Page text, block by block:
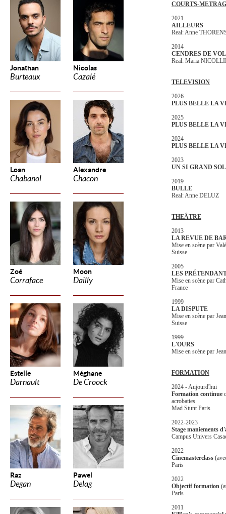
Jonathan
Burteaux
Nicolas
Cazalé
Loan
Chabanol
Alexandre
Chacon
Zoé
Corraface
Moon
Dailly
Estelle
Darnault
Méghane
De Croock
Raz
Degan
Pawel
Delag
COURTS-
2021
AILLEURS
Real: Anne
2014
CENDRES DE
Real: Maria
TELEVISION
2026
PLUS BELLE LA
2025
PLUS BELLE LA
2024
PLUS BELLE LA
2023
UN SI GRAND
2019
BULLE
Real: Anne DELUZ
THEÂTRE
2013
LA REVUE DE
Mise en scène par
Suisse
2005
LES
Mise en scène par
France
1999
LA DISPUTE
Mise en scène par
Suisse
1999
L'OURS
Mise en scène par
FORMATION
2024 - Aujourd'hui
Formation continue
acrobaties
Mad Stunt Paris
2022-2023
Stage maniements
Campus Univers
2022
Cinemasterclass
Paris
2022
Objectif formation
Paris
2011